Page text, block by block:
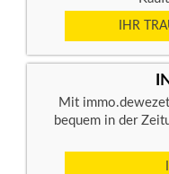
IHR
Mit
bequem in der